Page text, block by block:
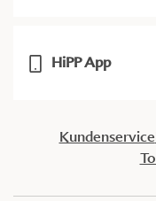
HiPP App
Kundenservice